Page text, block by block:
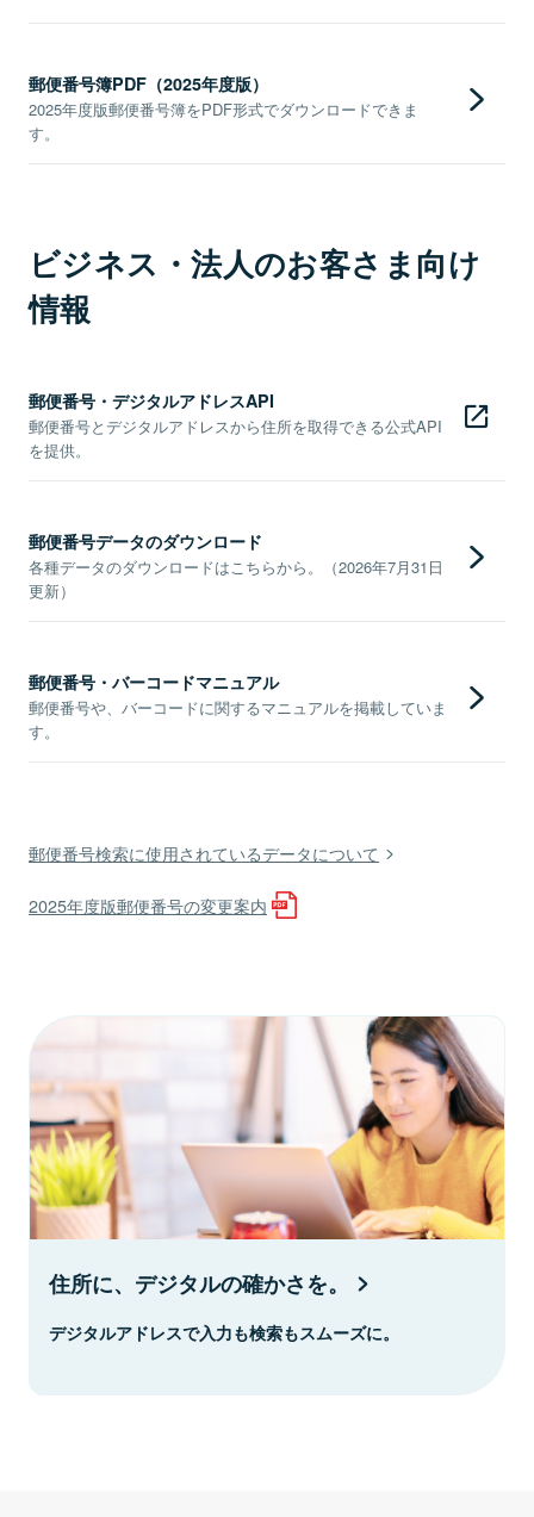
郵便番号簿PDF（2025年度版）
2025年度版郵便番号簿をPDF形式でダウンロードできま
す。
ビジネス・法人のお客さま向け
情報
郵便番号・デジタルアドレスAPI
郵便番号とデジタルアドレスから住所を取得できる公式API
を提供。
郵便番号データのダウンロード
各種データのダウンロードはこちらから。（2026年7月31日
更新）
郵便番号・バーコードマニュアル
郵便番号や、バーコードに関するマニュアルを掲載していま
す。
郵便番号検索に使用されているデータについて
2025年度版郵便番号の変更案内
住所に、デジタルの確かさを。
デジタルアドレスで入力も検索もスムーズに。